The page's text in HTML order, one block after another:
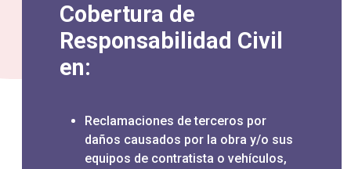
Cobertura de
Responsabilidad Civil
en:
Reclamaciones de terceros por
daños causados por la obra y/o sus
equipos de contratista o vehículos,